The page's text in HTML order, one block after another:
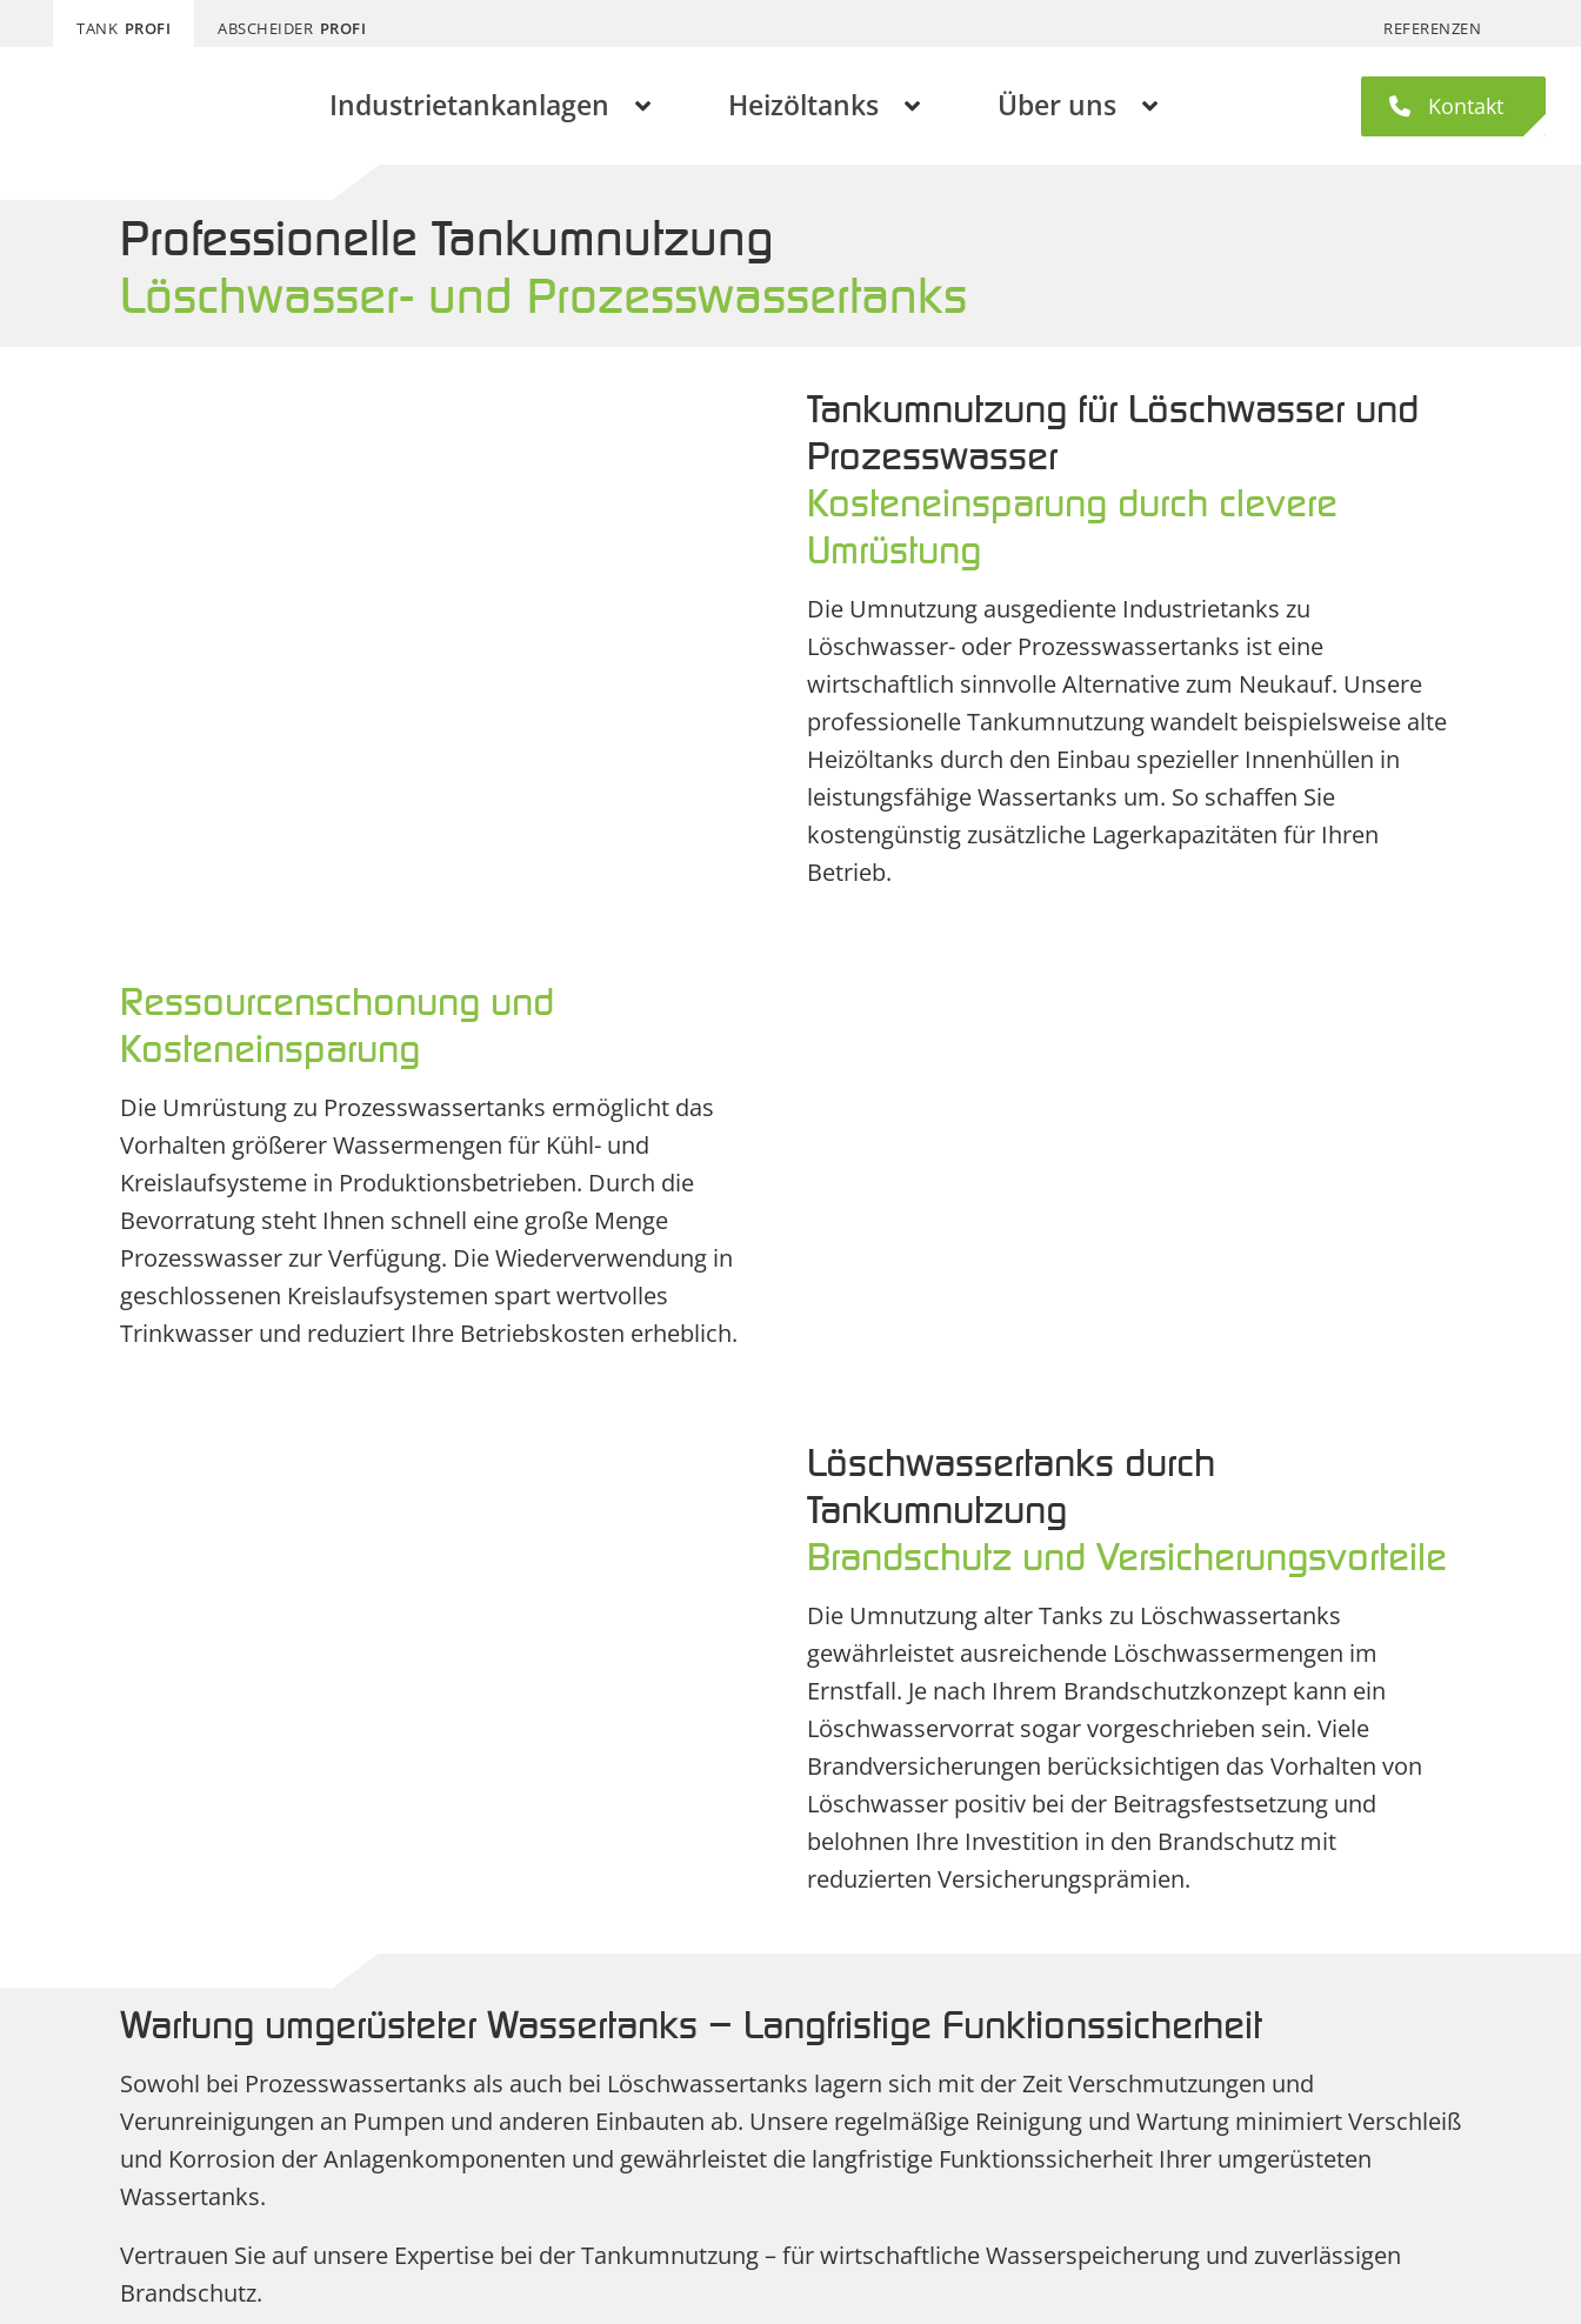
TANK PROFI ABSCHEIDER PROFI REFERENZEN
Industrietankanlagen Heizöltanks Über uns Kontakt
Professionelle Tankumnutzung
Löschwasser- und Prozesswassertanks
Tankumnutzung für Löschwasser und
Prozesswasser
Kosteneinsparung durch clevere
Umrüstung
Die Umnutzung ausgediente Industrietanks zu
Löschwasser- oder Prozesswassertanks ist eine
wirtschaftlich sinnvolle Alternative zum Neukauf. Unsere
professionelle Tankumnutzung wandelt beispielsweise alte
Heizöltanks durch den Einbau spezieller Innenhüllen in
leistungsfähige Wassertanks um. So schaffen Sie
kostengünstig zusätzliche Lagerkapazitäten für Ihren
Betrieb.
Ressourcenschonung und
Kosteneinsparung
Die Umrüstung zu Prozesswassertanks ermöglicht das
Vorhalten größerer Wassermengen für Kühl- und
Kreislaufsysteme in Produktionsbetrieben. Durch die
Bevorratung steht Ihnen schnell eine große Menge
Prozesswasser zur Verfügung. Die Wiederverwendung in
geschlossenen Kreislaufsystemen spart wertvolles
Trinkwasser und reduziert Ihre Betriebskosten erheblich.
Löschwassertanks durch
Tankumnutzung
Brandschutz und Versicherungsvorteile
Die Umnutzung alter Tanks zu Löschwassertanks
gewährleistet ausreichende Löschwassermengen im
Ernstfall. Je nach Ihrem Brandschutzkonzept kann ein
Löschwasservorrat sogar vorgeschrieben sein. Viele
Brandversicherungen berücksichtigen das Vorhalten von
Löschwasser positiv bei der Beitragsfestsetzung und
belohnen Ihre Investition in den Brandschutz mit
reduzierten Versicherungsprämien.
Wartung umgerüsteter Wassertanks – Langfristige Funktionssicherheit
Sowohl bei Prozesswassertanks als auch bei Löschwassertanks lagern sich mit der Zeit Verschmutzungen und
Verunreinigungen an Pumpen und anderen Einbauten ab. Unsere regelmäßige Reinigung und Wartung minimiert Verschleiß
und Korrosion der Anlagenkomponenten und gewährleistet die langfristige Funktionssicherheit Ihrer umgerüsteten
Wassertanks.
Vertrauen Sie auf unsere Expertise bei der Tankumnutzung – für wirtschaftliche Wasserspeicherung und zuverlässigen
Brandschutz.